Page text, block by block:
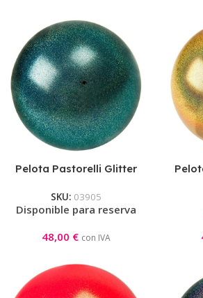
Pelota Pastorelli Glitter
SKU: 03905
Disponible para reserva
48,00 € con IVA